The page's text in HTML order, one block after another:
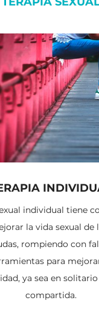
individual tiene
la vida sexual de
rompiendo con
para
ya sea en
compartida.